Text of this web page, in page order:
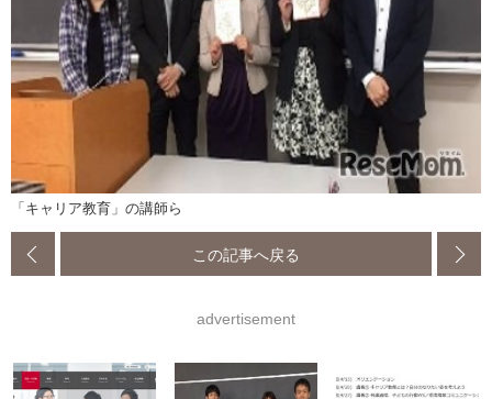
「キャリア教育」の講師ら
この記事へ戻る
advertisement